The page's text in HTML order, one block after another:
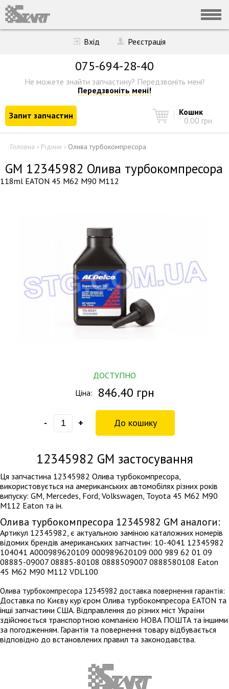
Вхід Реєстрація
075-694-28-40
Не можете знайти запчастину? Передзвоніть мені!
Передзвоніть мені!
Запит запчастин
Кошик
0.00 грн
Головна > Рідини > Олива турбокомпресора
GM 12345982 Олива турбокомпресора
118ml EATON 45 M62 M90 M112
ДОСТУПНО
Ціна:
846.40 грн
- +
12345982 GM застосування
Ця запчастина 12345982 Олива турбокомпресора,
використовується на американських автомобілях різних років
випуску: GM, Mercedes, Ford, Volkswagen, Toyota 45 M62 M90
M112 Eaton та ін.
Олива турбокомпресора 12345982 GM аналоги:
Артикул 12345982, є актуальною заміною каталожних номерів
відомих брендів американських запчастин: 10-4041 12345982
104041 A000989620109 000989620109 000 989 62 01 09
08885-09007 08885-80108 0888509007 0888580108 Eaton
45 M62 M90 M112 VDL100
Олива турбокомпресора 12345982 доставка повернення гарантія:
Доставка по Києву кур’єром Олива турбокомпресора EATON та
інші запчастини США. Відправлення до різних міст України
здійснюється транспортною компанією НОВА ПОШТА та іншими
за погодженням. Гарантія та повернення товару відбувається
відповідно до встановлених правил та законодавства.